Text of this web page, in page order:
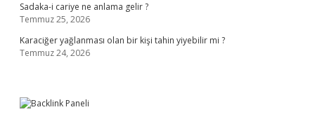
Sadaka-i cariye ne anlama gelir ?
Temmuz 25, 2026
Karaciğer yağlanması olan bir kişi tahin yiyebilir mi ?
Temmuz 24, 2026